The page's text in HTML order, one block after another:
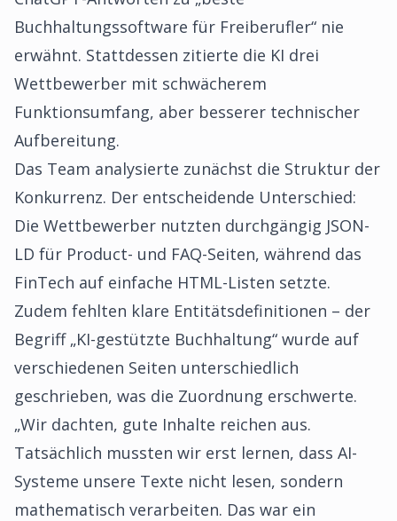
Buchhaltungssoftware für Freiberufler“ nie
erwähnt. Stattdessen zitierte die KI drei
Wettbewerber mit schwächerem
Funktionsumfang, aber besserer technischer
Aufbereitung.
Das Team analysierte zunächst die Struktur der
Konkurrenz. Der entscheidende Unterschied:
Die Wettbewerber nutzten durchgängig JSON-
LD für Product- und FAQ-Seiten, während das
FinTech auf einfache HTML-Listen setzte.
Zudem fehlten klare Entitätsdefinitionen – der
Begriff „KI-gestützte Buchhaltung“ wurde auf
verschiedenen Seiten unterschiedlich
geschrieben, was die Zuordnung erschwerte.
„Wir dachten, gute Inhalte reichen aus.
Tatsächlich mussten wir erst lernen, dass AI-
Systeme unsere Texte nicht lesen, sondern
mathematisch verarbeiten. Das war ein